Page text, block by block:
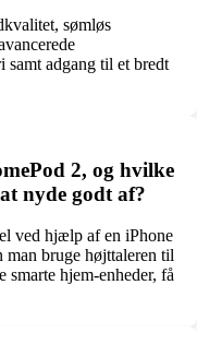
sømløs
samt adgang til et bredt
2, og hvilke
nyde godt af?
ved hjælp af en iPhone
bruge højttaleren til
smarte hjem-enheder, få